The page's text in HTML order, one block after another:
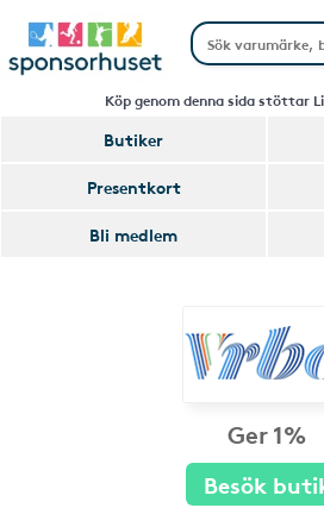
Köp genom denna sida stöttar
Butiker
Presentkort
Bli medlem
Ger 1%
Besök